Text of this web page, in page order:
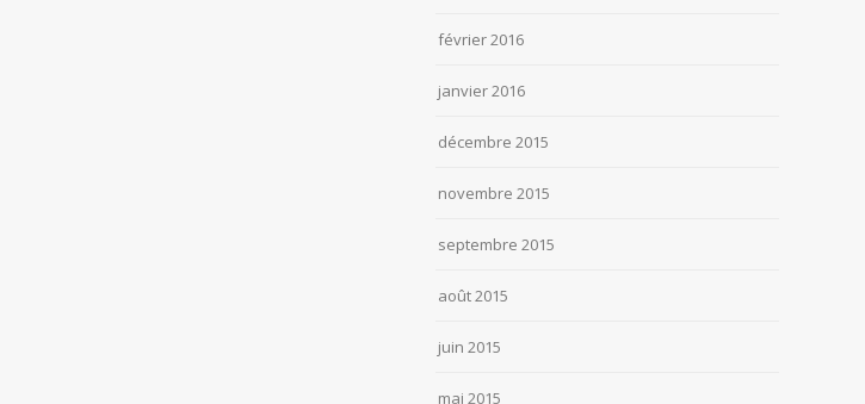
février 2016
janvier 2016
décembre 2015
novembre 2015
septembre 2015
août 2015
juin 2015
mai 2015